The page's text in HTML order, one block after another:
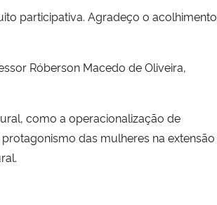
participativa. Agradeço o acolhimento
Róberson Macedo de Oliveira,
como a operacionalização de
das mulheres na extensão